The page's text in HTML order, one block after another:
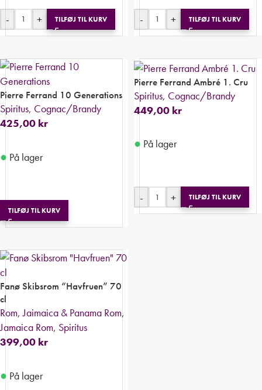
- + TILFØJ TIL KURV - + TILFØJ TIL KURV
Pierre Ferrand 10 Generations
Spiritus, Cognac/Brandy
425,00 kr
● På lager
TILFØJ TIL KURV
Pierre Ferrand Ambré 1. Cru
Spiritus, Cognac/Brandy
449,00 kr
● På lager
- + TILFØJ TIL KURV
Fanø Skibsrom “Havfruen” 70
cl
Rom, Jaimaica & Panama Rom,
Jamaica Rom, Spiritus
399,00 kr
● På lager